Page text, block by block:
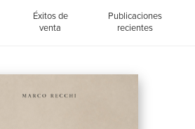
Éxitos de
venta
Publicaciones
recientes